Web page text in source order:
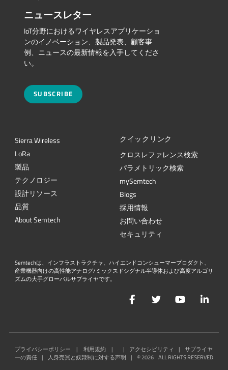
ニュースレター
IoT分野におけるワイヤレスアプリケーショ
ンのイノベーション、製品発表、顧客事
例、ニュースの最新情報を入手してくださ
い。
SUBSCRIBE
Sierra Wireless
LoRa
製品
テクノロジー
設計リソース
品質
About Semtech
クイックリンク
クロスレファレンス検索
パラメトリック検索
mySemtech
Blogs
採用情報
お問い合わせ
セキュリティ
Semtechは、インフラストラクチャ、ハイエンドコンシューマープロダクト、
産業機器向けの高性能アナログ/ミックスドシグナル半導体および高度アルゴリ
ズムの大手グローバルサプライヤです。
FacebookTwitterYouTube
プライバシーポリシー | 利用規約 | | アクセシビリティ |
サプライヤ
ーの責任
| 人身売買と奴隷制に対する声明 | ©2026 ALL RIGHTS RESERVED